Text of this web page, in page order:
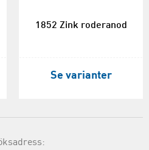
1852 Zink roderanod
Se varianter